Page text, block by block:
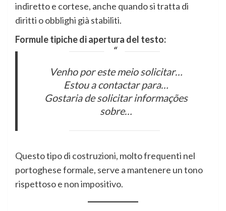
indiretto e cortese, anche quando si tratta di
diritti o obblighi già stabiliti.
Formule tipiche di apertura del testo:
Venho por este meio solicitar…
Estou a contactar para…
Gostaria de solicitar informações
sobre…
Questo tipo di costruzioni, molto frequenti nel
portoghese formale, serve a mantenere un tono
rispettoso e non impositivo.